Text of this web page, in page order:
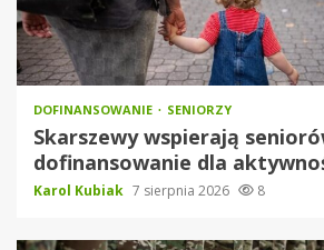
DOFINANSOWANIE SENIORZY
Skarszewy wspierają
dofinansowanie dla
Karol Kubiak 7 sierpnia 2026 8